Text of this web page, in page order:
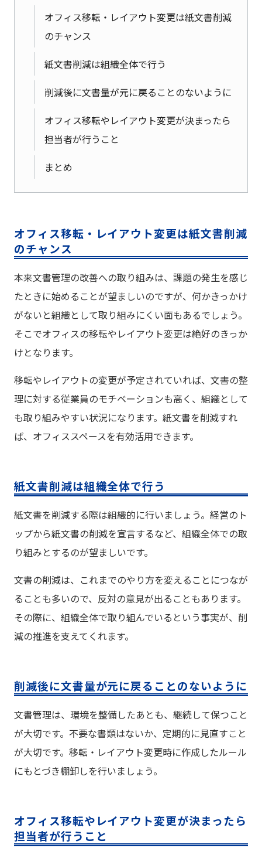
オフィス移転・レイアウト変更は紙文書削減
のチャンス
紙文書削減は組織全体で行う
削減後に文書量が元に戻ることのないように
オフィス移転やレイアウト変更が決まったら
担当者が行うこと
まとめ
オフィス移転・レイアウト変更は紙文書削減
のチャンス
本来文書管理の改善への取り組みは、課題の発生を感じ
たときに始めることが望ましいのですが、何かきっかけ
がないと組織として取り組みにくい面もあるでしょう。
そこでオフィスの移転やレイアウト変更は絶好のきっか
けとなります。
移転やレイアウトの変更が予定されていれば、文書の整
理に対する従業員のモチベーションも高く、組織として
も取り組みやすい状況になります。紙文書を削減すれ
ば、オフィススペースを有効活用できます。
紙文書削減は組織全体で行う
紙文書を削減する際は組織的に行いましょう。経営のト
ップから紙文書の削減を宣言するなど、組織全体での取
り組みとするのが望ましいです。
文書の削減は、これまでのやり方を変えることにつなが
ることも多いので、反対の意見が出ることもあります。
その際に、組織全体で取り組んでいるという事実が、削
減の推進を支えてくれます。
削減後に文書量が元に戻ることのないように
文書管理は、環境を整備したあとも、継続して保つこと
が大切です。不要な書類はないか、定期的に見直すこと
が大切です。移転・レイアウト変更時に作成したルール
にもとづき棚卸しを行いましょう。
オフィス移転やレイアウト変更が決まったら
担当者が行うこと